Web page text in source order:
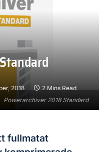
Powerarchiver 2018 Standard
2018 2 Mins Read
fullmatat